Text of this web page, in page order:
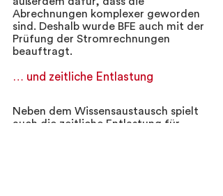
Abrechnungen komplexer geworden
sind. Deshalb wurde BFE auch mit der
Prüfung der Stromrechnungen
beauftragt.
… und zeitliche Entlastung
Neben dem Wissensaustausch spielt
auch die zeitliche Entlastung für